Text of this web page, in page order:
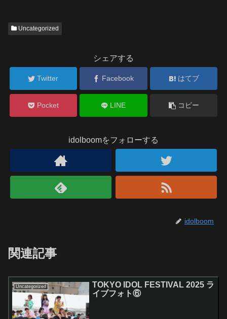
Uncategorized
シェアする
Twitter Facebook はてブ
Pocket LINE コピー
idolboomをフォローする
idolboom
関連記事
Uncategorized
TOKYO IDOL FESTIVAL 2025 ラ
イブフォト⑥